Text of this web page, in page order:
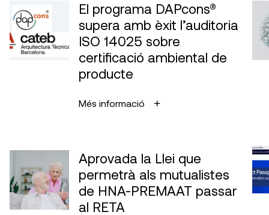
El programa DAPcons®
supera amb èxit l’auditoria
ISO 14025 sobre
certificació ambiental de
producte
Més informació
Aprovada la Llei que
permetrà als mutualistes
de HNA-PREMAAT passar
al RETA